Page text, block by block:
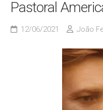
Pastoral
12/06/2021 João